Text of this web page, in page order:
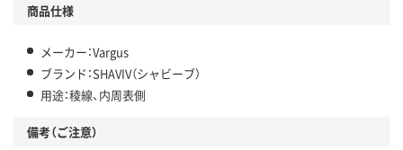
商品仕様
メーカー：Vargus
ブランド：SHAVIV（シャビーブ）
用途：稜線、内周表側
備考（ご注意）